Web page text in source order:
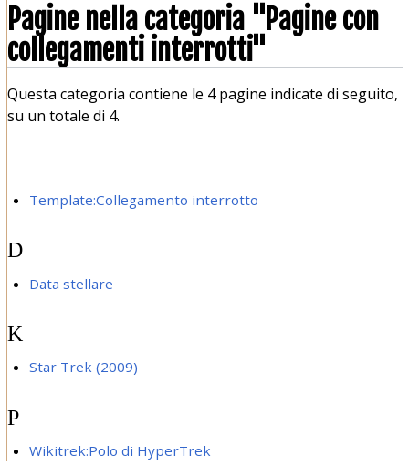
Pagine nella categoria "Pagine con
collegamenti interrotti"
Questa categoria contiene le 4 pagine indicate di seguito,
su un totale di 4.
Template:Collegamento interrotto
D
Data stellare
K
Star Trek (2009)
P
Wikitrek:Polo di HyperTrek